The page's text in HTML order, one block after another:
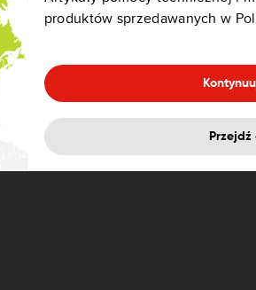
produktów sprzedawanych w
Przejdź